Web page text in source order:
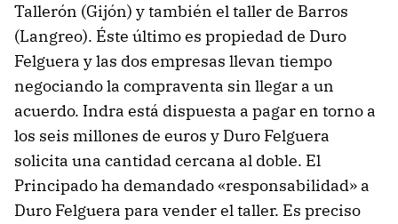
Tallerón (Gijón) y también el taller de Barros
(Langreo). Éste último es propiedad de Duro
Felguera y las dos empresas llevan tiempo
negociando la compraventa sin llegar a un
acuerdo. Indra está dispuesta a pagar en torno a
los seis millones de euros y Duro Felguera
solicita una cantidad cercana al doble. El
Principado ha demandado «responsabilidad» a
Duro Felguera para vender el taller. Es preciso